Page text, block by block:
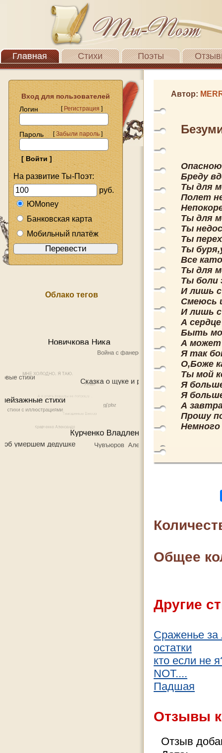
Главная Стихи Поэты
Вход для пользователей
Логин
[Регистрация]
Пароль [Забыли пароль]
На развитие Ты-Поэт:
руб.
ЮMoney
Банковская карта
Мобильный платёж
Облако тегов
Автор:
Бреду
Ты для
Полет
Ты для
Ты
Ты
Ты
Все
Ты для
Ты боли
И лишь
Смеюсь
И лишь
А
Быть
А может
Я так
О,Боже
Ты мой
Я
Я
А
Прошу
Общее
Другие
Сраженье
остатки
кто если не
NOT....
Падшая
Отзывы
Отзыв